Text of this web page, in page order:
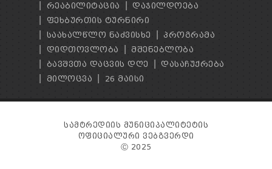
ᲠᲔᲐᲑᲘᲚᲘᲢᲐᲪᲘᲐ
ᲓᲐᲯᲘᲚᲓᲝᲔᲑᲐ
ᲤᲔᲮᲑᲣᲠᲗᲘᲡ ᲢᲣᲠᲜᲘᲠᲘ
ᲡᲐᲐᲮᲐᲚᲬᲚᲝ ᲜᲐᲫᲕᲘᲡᲮᲔ
ᲞᲠᲝᲒᲠᲐᲛᲐ
ᲓᲘᲓᲗᲝᲕᲚᲝᲑᲐ
ᲛᲨᲔᲜᲔᲑᲚᲝᲑᲐ
ᲑᲐᲕᲨᲕᲗᲐ ᲓᲐᲪᲕᲘᲡ ᲓᲦᲔ
ᲓᲐᲡᲐᲩᲣᲥᲠᲔᲑᲐ
ᲛᲘᲚᲝᲪᲕᲐ
26 ᲛᲐᲘᲡᲘ
ᲡᲐᲛᲢᲠᲔᲓᲘᲘᲡ ᲛᲣᲜᲘᲪᲘᲞᲐᲚᲘᲢᲔᲢᲘᲡ
ᲝᲤᲘᲪᲘᲐᲚᲣᲠᲘ ᲕᲔᲑᲒᲕᲔᲠᲓᲘ
Ⓒ 2025